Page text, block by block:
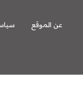
عن الموقع